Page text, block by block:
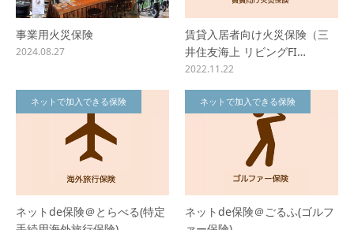
事業用火災保険
2024.08.27
賃貸入居者向け火災保険（三
井住友海上 リビングFI…
2022.11.22
ネットで加入できる保険
ネットde保険＠とらべる(特定
ネットで加入できる保険
ネットde保険＠ごるふ(ゴルフ